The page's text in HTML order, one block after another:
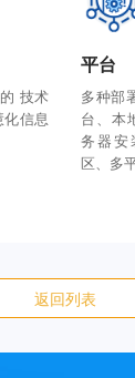
技术
化信息
平台
多种部
台、本
务器安
区、多
返回列表